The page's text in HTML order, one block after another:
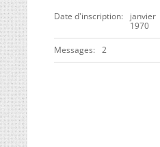
Date d'inscription
janvier
1970
Messages 2